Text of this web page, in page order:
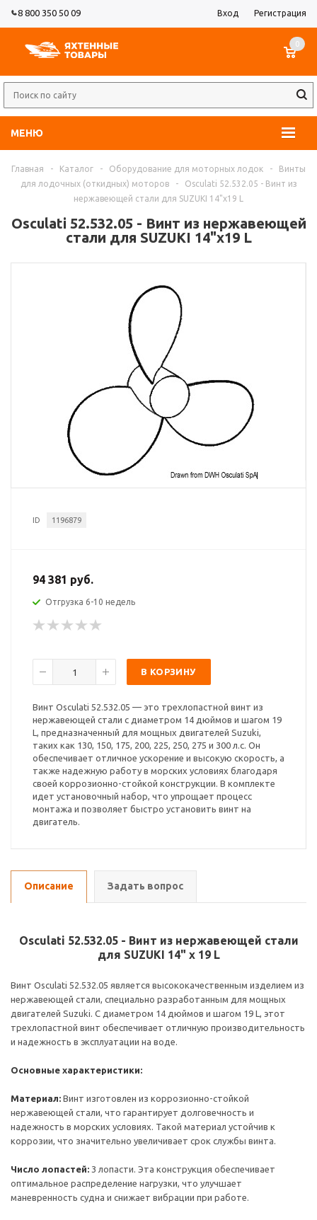
8 800 350 50 09 Вход Регистрация
МЕНЮ
0
Главная - Каталог - Оборудование для моторных лодок -
Винты
для лодочных (откидных) моторов
-
Osculati 52.532.05 - Винт из
нержавеющей стали для SUZUKI 14"x19 L
Osculati 52.532.05 - Винт из нержавеющей
стали для SUZUKI 14"x19 L
ID 1196879
94 381 руб.
Отгрузка 6-10 недель
В КОРЗИНУ
Винт Osculati 52.532.05 — это трехлопастной винт из
нержавеющей стали с диаметром 14 дюймов и шагом 19
L, предназначенный для мощных двигателей Suzuki,
таких как 130, 150, 175, 200, 225, 250, 275 и 300 л.с. Он
обеспечивает отличное ускорение и высокую скорость, а
также надежную работу в морских условиях благодаря
своей коррозионно-стойкой конструкции. В комплекте
идет установочный набор, что упрощает процесс
монтажа и позволяет быстро установить винт на
двигатель.
Описание Задать вопрос
Osculati 52.532.05 - Винт из нержавеющей стали
для SUZUKI 14" x 19 L
Винт Osculati 52.532.05 является высококачественным изделием из
нержавеющей стали, специально разработанным для мощных
двигателей Suzuki. С диаметром 14 дюймов и шагом 19 L, этот
трехлопастной винт обеспечивает отличную производительность
и надежность в эксплуатации на воде.
Основные характеристики:
Материал: Винт изготовлен из коррозионно-стойкой
нержавеющей стали, что гарантирует долговечность и
надежность в морских условиях. Такой материал устойчив к
коррозии, что значительно увеличивает срок службы винта.
Число лопастей: 3 лопасти. Эта конструкция обеспечивает
оптимальное распределение нагрузки, что улучшает
маневренность судна и снижает вибрации при работе.